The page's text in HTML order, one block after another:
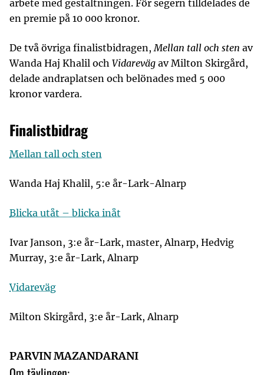
arbete med gestaltningen. För segern tilldelades de
en premie på 10 000 kronor.
De två övriga finalistbidragen,Mellan tall och sten av
Wanda Haj Khalil och Vidareväg av Milton Skirgård,
delade andraplatsen och belönades med 5 000
kronor vardera.
Finalistbidrag
Mellan tall och sten
Wanda Haj Khalil, 5:e år-Lark-Alnarp
Blicka utåt – blicka inåt
Ivar Janson, 3:e år-Lark, master, Alnarp, Hedvig
Murray, 3:e år-Lark, Alnarp
Vidareväg
Milton Skirgård, 3:e år-Lark, Alnarp
PARVIN MAZANDARANI